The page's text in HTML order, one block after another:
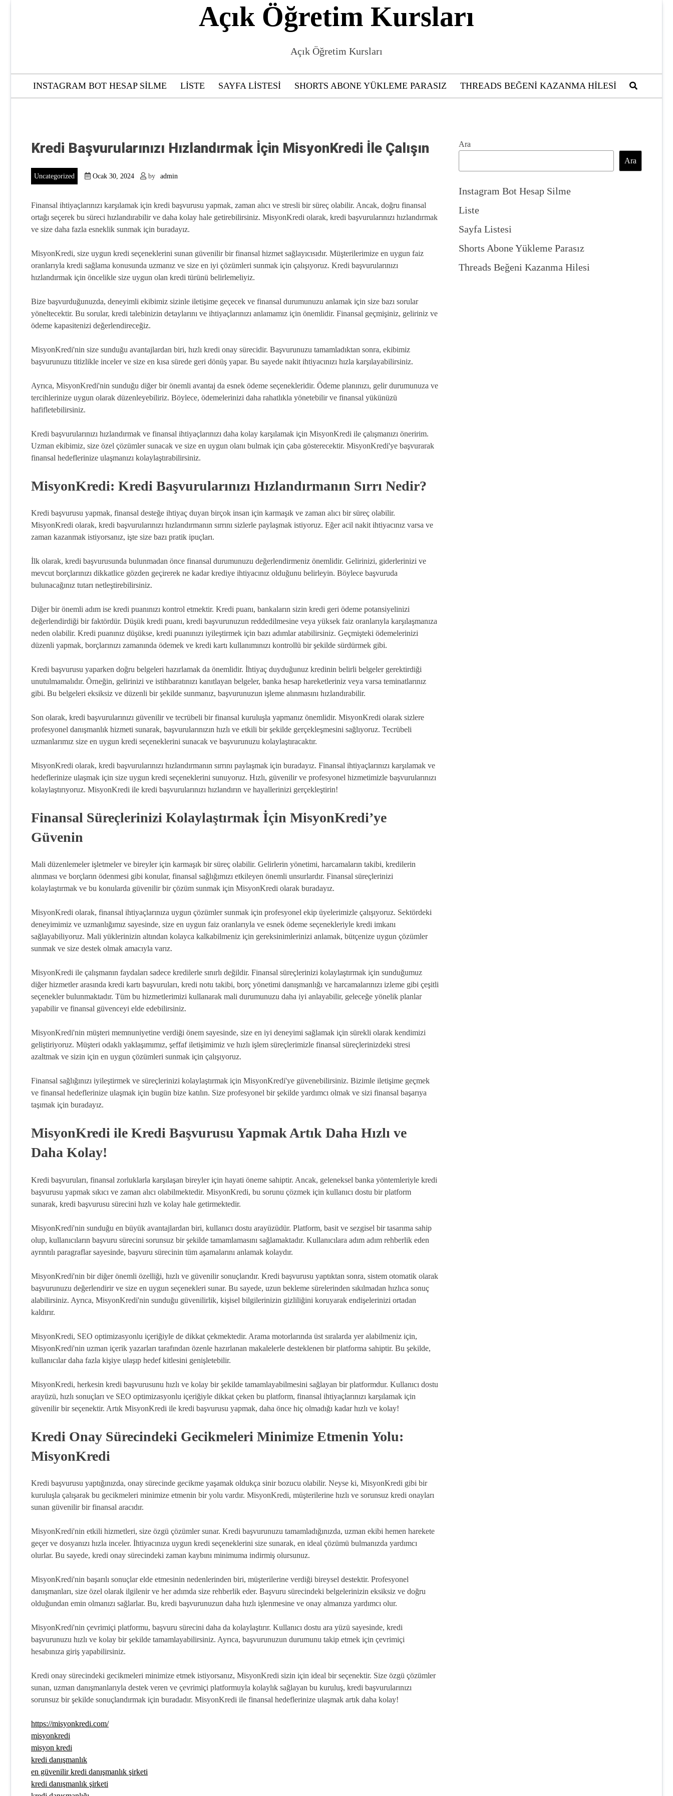
Açık Öğretim Kursları
Açık Öğretim Kursları
INSTAGRAM BOT HESAP SILME LISTE SAYFA LISTESI SHORTS ABONE YÜKLEME PARASIZ THREADS BEĞENI KAZANMA HILESI
Kredi Başvurularınızı Hızlandırmak İçin MisyonKredi İle Çalışın
Uncategorized Ocak 30, 2024 by admin
Finansal ihtiyaçlarınızı karşılamak için kredi başvurusu yapmak, zaman alıcı ve stresli bir süreç olabilir. Ancak, doğru finansal
ortağı seçerek bu süreci hızlandırabilir ve daha kolay hale getirebilirsiniz. MisyonKredi olarak, kredi başvurularınızı hızlandırmak
ve size daha fazla esneklik sunmak için buradayız.
MisyonKredi, size uygun kredi seçeneklerini sunan güvenilir bir finansal hizmet sağlayıcısıdır. Müşterilerimize en uygun faiz
oranlarıyla kredi sağlama konusunda uzmanız ve size en iyi çözümleri sunmak için çalışıyoruz. Kredi başvurularınızı
hızlandırmak için öncelikle size uygun olan kredi türünü belirlemeliyiz.
Bize başvurduğunuzda, deneyimli ekibimiz sizinle iletişime geçecek ve finansal durumunuzu anlamak için size bazı sorular
yöneltecektir. Bu sorular, kredi talebinizin detaylarını ve ihtiyaçlarınızı anlamamız için önemlidir. Finansal geçmişiniz, geliriniz ve
ödeme kapasitenizi değerlendireceğiz.
MisyonKredi'nin size sunduğu avantajlardan biri, hızlı kredi onay sürecidir. Başvurunuzu tamamladıktan sonra, ekibimiz
başvurunuzu titizlikle inceler ve size en kısa sürede geri dönüş yapar. Bu sayede nakit ihtiyacınızı hızla karşılayabilirsiniz.
Ayrıca, MisyonKredi'nin sunduğu diğer bir önemli avantaj da esnek ödeme seçenekleridir. Ödeme planınızı, gelir durumunuza ve
tercihlerinize uygun olarak düzenleyebiliriz. Böylece, ödemelerinizi daha rahatlıkla yönetebilir ve finansal yükünüzü
hafifletebilirsiniz.
Kredi başvurularınızı hızlandırmak ve finansal ihtiyaçlarınızı daha kolay karşılamak için MisyonKredi ile çalışmanızı öneririm.
Uzman ekibimiz, size özel çözümler sunacak ve size en uygun olanı bulmak için çaba gösterecektir. MisyonKredi'ye başvurarak
finansal hedeflerinize ulaşmanızı kolaylaştırabilirsiniz.
MisyonKredi: Kredi Başvurularınızı Hızlandırmanın Sırrı Nedir?
Kredi başvurusu yapmak, finansal desteğe ihtiyaç duyan birçok insan için karmaşık ve zaman alıcı bir süreç olabilir.
MisyonKredi olarak, kredi başvurularınızı hızlandırmanın sırrını sizlerle paylaşmak istiyoruz. Eğer acil nakit ihtiyacınız varsa ve
zaman kazanmak istiyorsanız, işte size bazı pratik ipuçları.
İlk olarak, kredi başvurusunda bulunmadan önce finansal durumunuzu değerlendirmeniz önemlidir. Gelirinizi, giderlerinizi ve
mevcut borçlarınızı dikkatlice gözden geçirerek ne kadar krediye ihtiyacınız olduğunu belirleyin. Böylece başvuruda
bulunacağınız tutarı netleştirebilirsiniz.
Diğer bir önemli adım ise kredi puanınızı kontrol etmektir. Kredi puanı, bankaların sizin kredi geri ödeme potansiyelinizi
değerlendirdiği bir faktördür. Düşük kredi puanı, kredi başvurunuzun reddedilmesine veya yüksek faiz oranlarıyla karşılaşmanıza
neden olabilir. Kredi puanınız düşükse, kredi puanınızı iyileştirmek için bazı adımlar atabilirsiniz. Geçmişteki ödemelerinizi
düzenli yapmak, borçlarınızı zamanında ödemek ve kredi kartı kullanımınızı kontrollü bir şekilde sürdürmek gibi.
Kredi başvurusu yaparken doğru belgeleri hazırlamak da önemlidir. İhtiyaç duyduğunuz kredinin belirli belgeler gerektirdiği
unutulmamalıdır. Örneğin, gelirinizi ve istihbaratınızı kanıtlayan belgeler, banka hesap hareketleriniz veya varsa teminatlarınız
gibi. Bu belgeleri eksiksiz ve düzenli bir şekilde sunmanız, başvurunuzun işleme alınmasını hızlandırabilir.
Son olarak, kredi başvurularınızı güvenilir ve tecrübeli bir finansal kuruluşla yapmanız önemlidir. MisyonKredi olarak sizlere
profesyonel danışmanlık hizmeti sunarak, başvurularınızın hızlı ve etkili bir şekilde gerçekleşmesini sağlıyoruz. Tecrübeli
uzmanlarımız size en uygun kredi seçeneklerini sunacak ve başvurunuzu kolaylaştıracaktır.
MisyonKredi olarak, kredi başvurularınızı hızlandırmanın sırrını paylaşmak için buradayız. Finansal ihtiyaçlarınızı karşılamak ve
hedeflerinize ulaşmak için size uygun kredi seçeneklerini sunuyoruz. Hızlı, güvenilir ve profesyonel hizmetimizle başvurularınızı
kolaylaştırıyoruz. MisyonKredi ile kredi başvurularınızı hızlandırın ve hayallerinizi gerçekleştirin!
Finansal Süreçlerinizi Kolaylaştırmak İçin MisyonKredi’ye
Güvenin
Mali düzenlemeler işletmeler ve bireyler için karmaşık bir süreç olabilir. Gelirlerin yönetimi, harcamaların takibi, kredilerin
alınması ve borçların ödenmesi gibi konular, finansal sağlığımızı etkileyen önemli unsurlardır. Finansal süreçlerinizi
kolaylaştırmak ve bu konularda güvenilir bir çözüm sunmak için MisyonKredi olarak buradayız.
MisyonKredi olarak, finansal ihtiyaçlarınıza uygun çözümler sunmak için profesyonel ekip üyelerimizle çalışıyoruz. Sektördeki
deneyimimiz ve uzmanlığımız sayesinde, size en uygun faiz oranlarıyla ve esnek ödeme seçenekleriyle kredi imkanı
sağlayabiliyoruz. Mali yüklerinizin altından kolayca kalkabilmeniz için gereksinimlerinizi anlamak, bütçenize uygun çözümler
sunmak ve size destek olmak amacıyla varız.
MisyonKredi ile çalışmanın faydaları sadece kredilerle sınırlı değildir. Finansal süreçlerinizi kolaylaştırmak için sunduğumuz
diğer hizmetler arasında kredi kartı başvuruları, kredi notu takibi, borç yönetimi danışmanlığı ve harcamalarınızı izleme gibi çeşitli
seçenekler bulunmaktadır. Tüm bu hizmetlerimizi kullanarak mali durumunuzu daha iyi anlayabilir, geleceğe yönelik planlar
yapabilir ve finansal güvenceyi elde edebilirsiniz.
MisyonKredi'nin müşteri memnuniyetine verdiği önem sayesinde, size en iyi deneyimi sağlamak için sürekli olarak kendimizi
geliştiriyoruz. Müşteri odaklı yaklaşımımız, şeffaf iletişimimiz ve hızlı işlem süreçlerimizle finansal süreçlerinizdeki stresi
azaltmak ve sizin için en uygun çözümleri sunmak için çalışıyoruz.
Finansal sağlığınızı iyileştirmek ve süreçlerinizi kolaylaştırmak için MisyonKredi'ye güvenebilirsiniz. Bizimle iletişime geçmek
ve finansal hedeflerinize ulaşmak için bugün bize katılın. Size profesyonel bir şekilde yardımcı olmak ve sizi finansal başarıya
taşımak için buradayız.
MisyonKredi ile Kredi Başvurusu Yapmak Artık Daha Hızlı ve
Daha Kolay!
Kredi başvuruları, finansal zorluklarla karşılaşan bireyler için hayati öneme sahiptir. Ancak, geleneksel banka yöntemleriyle kredi
başvurusu yapmak sıkıcı ve zaman alıcı olabilmektedir. MisyonKredi, bu sorunu çözmek için kullanıcı dostu bir platform
sunarak, kredi başvurusu sürecini hızlı ve kolay hale getirmektedir.
MisyonKredi'nin sunduğu en büyük avantajlardan biri, kullanıcı dostu arayüzüdür. Platform, basit ve sezgisel bir tasarıma sahip
olup, kullanıcıların başvuru sürecini sorunsuz bir şekilde tamamlamasını sağlamaktadır. Kullanıcılara adım adım rehberlik eden
ayrıntılı paragraflar sayesinde, başvuru sürecinin tüm aşamalarını anlamak kolaydır.
MisyonKredi'nin bir diğer önemli özelliği, hızlı ve güvenilir sonuçlarıdır. Kredi başvurusu yaptıktan sonra, sistem otomatik olarak
başvurunuzu değerlendirir ve size en uygun seçenekleri sunar. Bu sayede, uzun bekleme sürelerinden sıkılmadan hızlıca sonuç
alabilirsiniz. Ayrıca, MisyonKredi'nin sunduğu güvenilirlik, kişisel bilgilerinizin gizliliğini koruyarak endişelerinizi ortadan
kaldırır.
MisyonKredi, SEO optimizasyonlu içeriğiyle de dikkat çekmektedir. Arama motorlarında üst sıralarda yer alabilmeniz için,
MisyonKredi'nin uzman içerik yazarları tarafından özenle hazırlanan makalelerle desteklenen bir platforma sahiptir. Bu şekilde,
kullanıcılar daha fazla kişiye ulaşıp hedef kitlesini genişletebilir.
MisyonKredi, herkesin kredi başvurusunu hızlı ve kolay bir şekilde tamamlayabilmesini sağlayan bir platformdur. Kullanıcı dostu
arayüzü, hızlı sonuçları ve SEO optimizasyonlu içeriğiyle dikkat çeken bu platform, finansal ihtiyaçlarınızı karşılamak için
güvenilir bir seçenektir. Artık MisyonKredi ile kredi başvurusu yapmak, daha önce hiç olmadığı kadar hızlı ve kolay!
Kredi Onay Sürecindeki Gecikmeleri Minimize Etmenin Yolu:
MisyonKredi
Kredi başvurusu yaptığınızda, onay sürecinde gecikme yaşamak oldukça sinir bozucu olabilir. Neyse ki, MisyonKredi gibi bir
kuruluşla çalışarak bu gecikmeleri minimize etmenin bir yolu vardır. MisyonKredi, müşterilerine hızlı ve sorunsuz kredi onayları
sunan güvenilir bir finansal aracıdır.
MisyonKredi'nin etkili hizmetleri, size özgü çözümler sunar. Kredi başvurunuzu tamamladığınızda, uzman ekibi hemen harekete
geçer ve dosyanızı hızla inceler. İhtiyacınıza uygun kredi seçeneklerini size sunarak, en ideal çözümü bulmanızda yardımcı
olurlar. Bu sayede, kredi onay sürecindeki zaman kaybını minimuma indirmiş olursunuz.
MisyonKredi'nin başarılı sonuçlar elde etmesinin nedenlerinden biri, müşterilerine verdiği bireysel destektir. Profesyonel
danışmanları, size özel olarak ilgilenir ve her adımda size rehberlik eder. Başvuru sürecindeki belgelerinizin eksiksiz ve doğru
olduğundan emin olmanızı sağlarlar. Bu, kredi başvurunuzun daha hızlı işlenmesine ve onay almanıza yardımcı olur.
MisyonKredi'nin çevrimiçi platformu, başvuru sürecini daha da kolaylaştırır. Kullanıcı dostu ara yüzü sayesinde, kredi
başvurunuzu hızlı ve kolay bir şekilde tamamlayabilirsiniz. Ayrıca, başvurunuzun durumunu takip etmek için çevrimiçi
hesabınıza giriş yapabilirsiniz.
Kredi onay sürecindeki gecikmeleri minimize etmek istiyorsanız, MisyonKredi sizin için ideal bir seçenektir. Size özgü çözümler
sunan, uzman danışmanlarıyla destek veren ve çevrimiçi platformuyla kolaylık sağlayan bu kuruluş, kredi başvurularınızı
sorunsuz bir şekilde sonuçlandırmak için buradadır. MisyonKredi ile finansal hedeflerinize ulaşmak artık daha kolay!
https://misyonkredi.com/
misyonkredi
misyon kredi
kredi danışmanlık
en güvenilir kredi danışmanlık şirketi
kredi danışmanlık şirketi
Ara
Ara
Instagram Bot Hesap Silme
Liste
Sayfa Listesi
Shorts Abone Yükleme Parasız
Threads Beğeni Kazanma Hilesi